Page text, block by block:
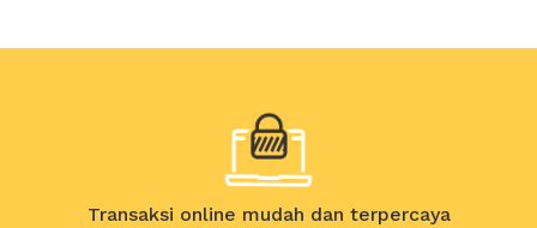
Transaksi online mudah dan terpercaya